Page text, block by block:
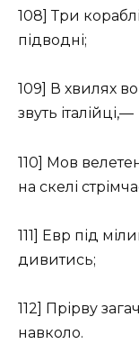
108] Три
підводні;
109] В хвилях
звуть італійці,—
110] Мов
на скелі
111] Евр під
дивитись;
112] Прірву
навколо.